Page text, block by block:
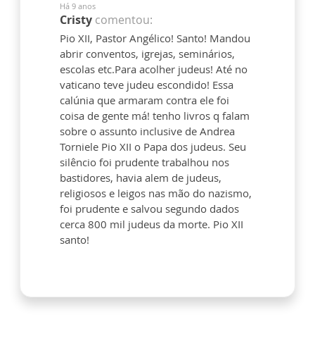
Há 9 anos
Cristy comentou:
Pio XII, Pastor Angélico! Santo! Mandou
abrir conventos, igrejas, seminários,
escolas etc.Para acolher judeus! Até no
vaticano teve judeu escondido! Essa
calúnia que armaram contra ele foi
coisa de gente má! tenho livros q falam
sobre o assunto inclusive de Andrea
Torniele Pio XII o Papa dos judeus. Seu
silêncio foi prudente trabalhou nos
bastidores, havia alem de judeus,
religiosos e leigos nas mão do nazismo,
foi prudente e salvou segundo dados
cerca 800 mil judeus da morte. Pio XII
santo!